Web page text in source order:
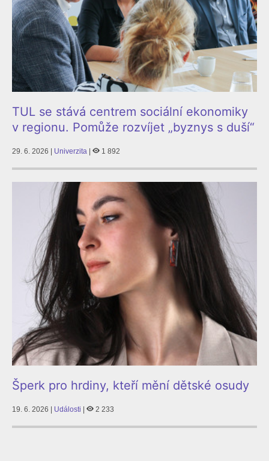
TUL se stává centrem sociální ekonomiky
v regionu. Pomůže rozvíjet „byznys s duší“
29. 6. 2026 | Univerzita 1 892
Šperk pro hrdiny, kteří mění dětské osudy
19. 6. 2026 | Události 2 233